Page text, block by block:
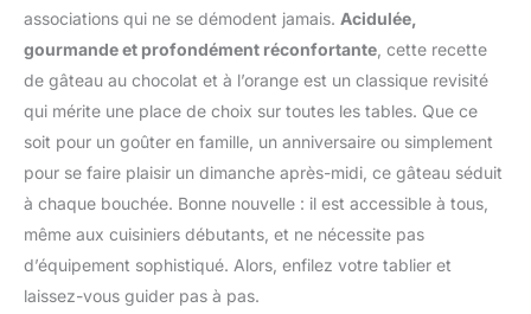
associations qui ne se démodent jamais. Acidulée,
gourmande et profondément réconfortante , cette recette
de gâteau au chocolat et à l’orange est un classique revisité
qui mérite une place de choix sur toutes les tables. Que ce
soit pour un goûter en famille, un anniversaire ou simplement
pour se faire plaisir un dimanche après-midi, ce gâteau séduit
à chaque bouchée. Bonne nouvelle : il est accessible à tous,
même aux cuisiniers débutants, et ne nécessite pas
d’équipement sophistiqué. Alors, enfilez votre tablier et
laissez-vous guider pas à pas.